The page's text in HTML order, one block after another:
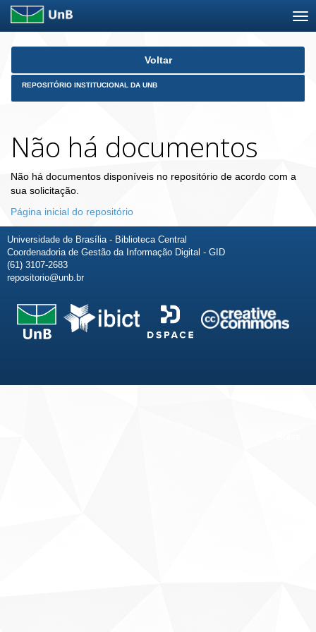
Skip
Voltar
REPOSITÓRIO INSTITUCIONAL DA UNB
Não há documentos
Não há documentos disponíveis no repositório de acordo com a
sua solicitação.
Página inicial do repositório
Universidade de Brasília - Biblioteca Central
Coordenadoria de Gestão da Informação Digital - GID
(61) 3107-2683
repositorio@unb.br